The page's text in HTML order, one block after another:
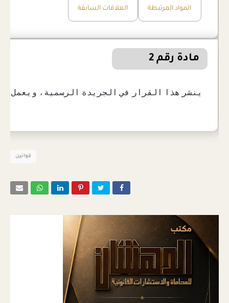
المواد المرتبطة العلاقات السابقة
مادة رقم 2
ينشر هذا القرار في الجريدة الرسمية، ويعمل
قوانين